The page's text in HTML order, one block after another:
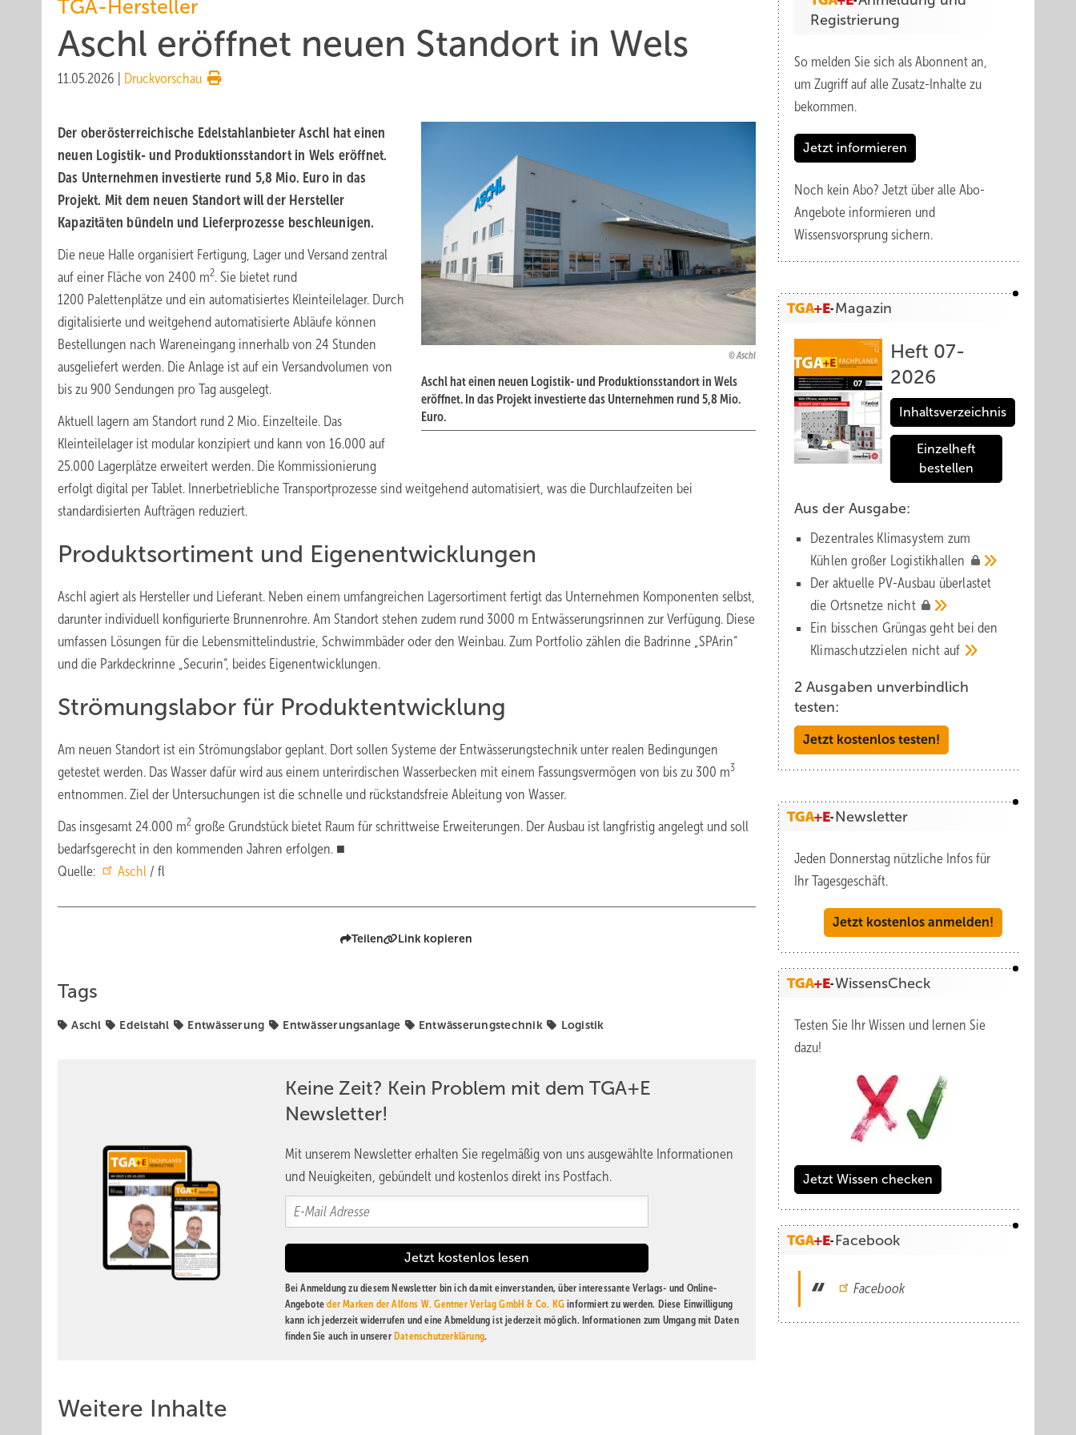
TGA-Hersteller
Aschl eröffnet neuen Stand­ort in Wels
11.05.2026 Druckvorschau
Aschl
Aschl hat einen neuen Logistik- und Produktionsstandort in Wels
eröffnet. In das Projekt investierte das Unternehmen rund 5,8 Mio.
Euro.
Der oberösterreichische Edelstahlanbieter Aschl hat einen
neuen Logistik- und Produktionsstandort in Wels eröffnet.
Das Unternehmen investierte rund 5,8 Mio. Euro in das
Projekt. Mit dem neuen Standort will der Hersteller
Kapazitäten bündeln und Lieferprozesse beschleunigen.
Die neue Halle organisiert Fertigung, Lager und Versand zentral
auf einer Fläche von 2400 m2. Sie bietet rund
1200 Palettenplätze und ein automatisiertes Kleinteilelager. Durch
digitalisierte und weitgehend automatisierte Abläufe können
Bestellungen nach Wareneingang innerhalb von 24 Stunden
ausgeliefert werden. Die Anlage ist auf ein Versandvolumen von
bis zu 900 Sendungen pro Tag ausgelegt.
Aktuell lagern am Standort rund 2 Mio. Einzelteile. Das
Kleinteilelager ist modular konzipiert und kann von 16.000 auf
25.000 Lagerplätze erweitert werden. Die Kommissionierung
erfolgt digital per Tablet. Innerbetriebliche Transportprozesse sind weitgehend automatisiert, was die Durchlaufzeiten bei
standardisierten Aufträgen reduziert.
Produktsortiment und Eigenentwicklungen
Aschl agiert als Hersteller und Lieferant. Neben einem umfangreichen Lagersortiment fertigt das Unternehmen Komponenten selbst,
darunter individuell konfigurierte Brunnenrohre. Am Standort stehen zudem rund 3000 m Entwässerungsrinnen zur Verfügung. Diese
umfassen Lösungen für die Lebensmittelindustrie, Schwimmbäder oder den Weinbau. Zum Portfolio zählen die Badrinne „SPArin“
und die Parkdeckrinne „Securin“, beides Eigenentwicklungen.
Strömungslabor für Produktentwicklung
Am neuen Standort ist ein Strömungslabor geplant. Dort sollen Systeme der Entwässerungstechnik unter realen Bedingungen
getestet werden. Das Wasser dafür wird aus einem unterirdischen Wasserbecken mit einem Fassungsvermögen von bis zu 300 m3
entnommen. Ziel der Untersuchungen ist die schnelle und rückstandsfreie Ableitung von Wasser.
Das insgesamt 24.000 m2 große Grundstück bietet Raum für schrittweise Erweiterungen. Der Ausbau ist langfristig angelegt und soll
bedarfsgerecht in den kommenden Jahren erfolgen. ■
Quelle:
Aschl / fl
Teilen Link kopieren
Tags
Aschl Edelstahl Entwässerung Entwässerungsanlage Entwässerungstechnik Logistik
Keine Zeit? Kein Problem mit dem TGA+E
Newsletter!
Mit unserem Newsletter erhalten Sie regelmäßig von uns ausgewählte Informationen
und Neuigkeiten, gebündelt und kostenlos direkt ins Postfach.
Bei Anmeldung zu diesem Newsletter bin ich damit einverstanden, über interessante Verlags- und Online-
Angeboteder Marken der Alfons W. Gentner Verlag GmbH & Co. KG informiert zu werden. Diese Einwilligung
kann ich jederzeit widerrufen und eine Abmeldung ist jederzeit möglich. Informationen zum Umgang mit Daten
finden Sie auch in unserer Datenschutzerklärung.
Weitere Inhalte
Registrierung
So melden Sie sich als Abonnent an,
um Zugriff auf alle Zusatz-Inhalte zu
bekommen.
Jetzt informieren
Noch kein Abo? Jetzt über alle Abo-
Angebote informieren und
Wissensvorsprung sichern.
Magazin
Heft 07-
2026
Inhaltsverzeichnis
Einzelheft
bestellen
Aus der Ausgabe:
Dezentrales Klimasystem zum
Kühlen großer Logistik­hallen
Der aktuelle PV-Ausbau über­lastet
die Orts­netze nicht
Ein bisschen Grüngas geht bei den
Klima­schutz­zielen nicht auf
2 Ausgaben unverbindlich
testen:
Jetzt kostenlos testen!
Newsletter
Jeden Donnerstag nützliche Infos für
Ihr Tagesgeschäft.
Jetzt kostenlos anmelden!
WissensCheck
Testen Sie Ihr Wissen und lernen Sie
dazu!
Jetzt Wissen checken
Facebook
Facebook